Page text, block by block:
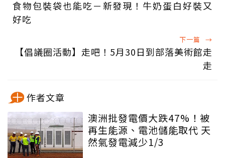
食物包裝袋也能吃－新發現！牛奶蛋白好裝又
好吃
下一篇 →
【倡議圈活動】走吧！5月30日到部落美術館走
走
作者文章
澳洲批發電價大跌47%！被
再生能源、電池儲能取代 天
然氣發電減少1/3